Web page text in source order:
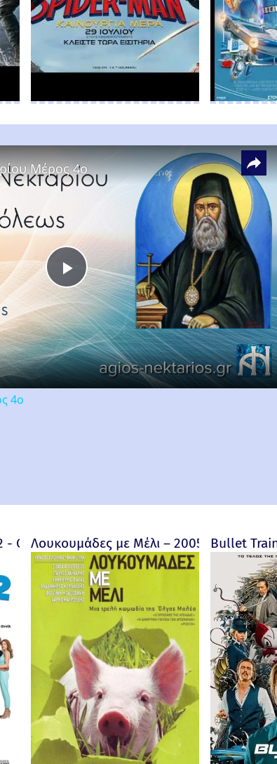
×
Play
Video
Μέρος 4ο
4ο
- Qu'est-ce qu'on a encore fait au Bon Dieu?
Λουκουμάδες με Μέλι – 2005 Bullet